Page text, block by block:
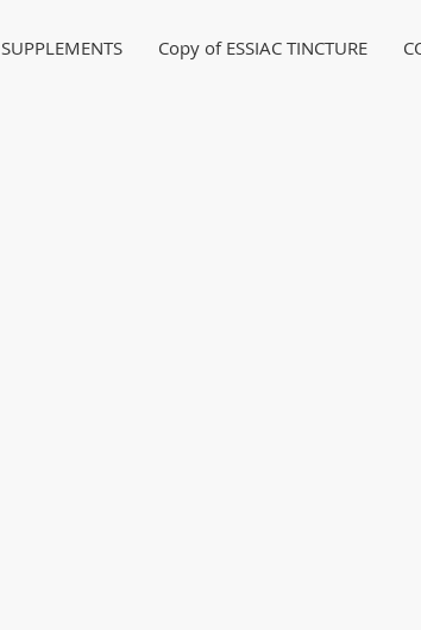
SUPPLEMENTS Copy of ESSIAC TINCTURE